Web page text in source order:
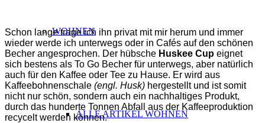
WOHNEN
ALLE ARTIKEL WOHNEN
Schon lange trage ich ihn privat mit mir herum und immer
wieder werde ich unterwegs oder in Cafés auf den schönen
Becher angesprochen. Der hübsche Huskee Cup eignet
sich bestens als To Go Becher für unterwegs, aber natürlich
auch für den Kaffee oder Tee zu Hause. Er wird aus
Kaffeebohnenschale (engl. Husk) hergestellt und ist somit
nicht nur schön, sondern auch ein nachhaltiges Produkt,
durch das hunderte Tonnen Abfall aus der Kaffeeproduktion
recycelt werden können.